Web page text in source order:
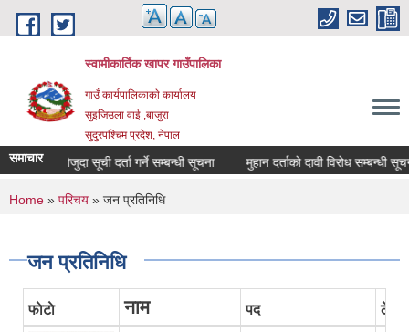
Skip to main content
स्वामीकार्तिक खापर गाउँपालिका
गाउँ कार्यपालिकाकाे कार्यालय
सुइजिउला वाई ,बाजुरा
सुदुरपश्चिम प्रदेश, नेपाल
समाचारमाैजुदा सूची दर्ता गर्ने सम्बन्धी सूचना मुहान दर्ताको दावी विरोध सम्बन्धी सूचना
You are here
Home » परिचय » जन प्रतिनिधि
जन प्रतिनिधि
फाेटाे नाम पद